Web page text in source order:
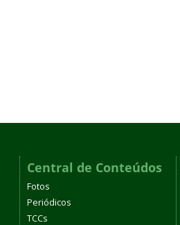
Central de Conteúdos
Fotos
Periódicos
TCCs